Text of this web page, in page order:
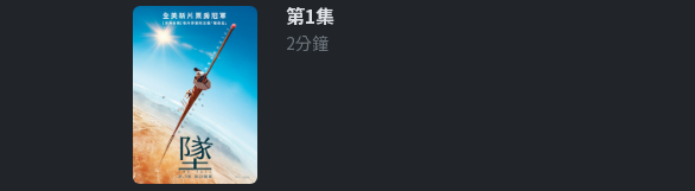
第1集
2分鐘